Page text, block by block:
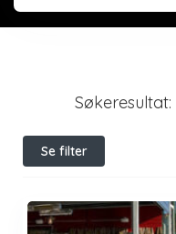
Søkeresultat:
Se filter